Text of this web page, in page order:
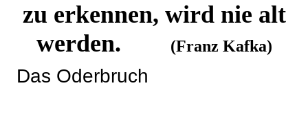
zu erkennen, wird nie alt
werden.
(Franz Kafka)
Das Oderbruch